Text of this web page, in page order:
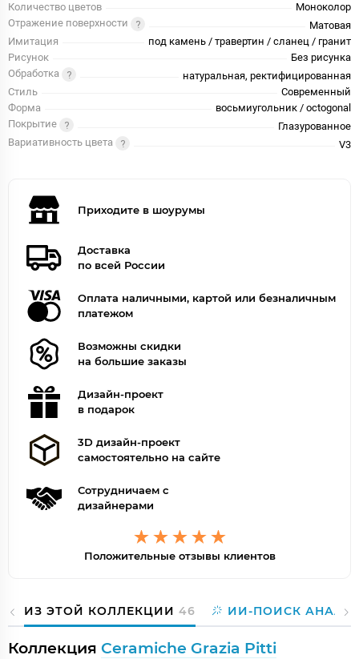
Количество цветов
Моноколор
Отражение поверхности
Матовая
Имитация
под камень / травертин / сланец / гранит
Рисунок
Без рисунка
Обработка
натуральная, ректифицированная
Стиль
Современный
Форма
восьмиугольник / octogonal
Покрытие
Глазурованное
Вариативность цвета
V3
Приходите в шоурумы
Доставка
по всей России
Оплата наличными, картой или безналичным
платежом
Возможны скидки
на большие заказы
Дизайн-проект
в подарок
3D дизайн-проект
самостоятельно на сайте
Сотрудничаем с
дизайнерами
Положительные отзывы клиентов
ИЗ ЭТОЙ КОЛЛЕКЦИИ 46 ИИ-ПОИСК
Коллекция Ceramiche Grazia Pitti